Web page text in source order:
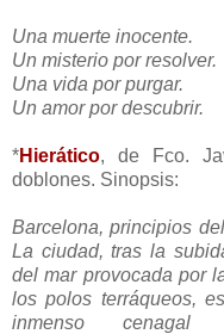
Una muerte inocente.
Un misterio por resolver.
Una vida por purgar.
Un amor por descubrir.
*Hierático, de Fco.
doblones. Sinopsis:
Barcelona, principios
La ciudad, tras la
del mar provocada por
los polos terráqueos,
inmenso cenagal